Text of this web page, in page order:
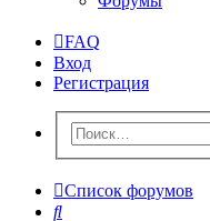
FAQ
Вход
Регистрация
Список форумов
Поиск